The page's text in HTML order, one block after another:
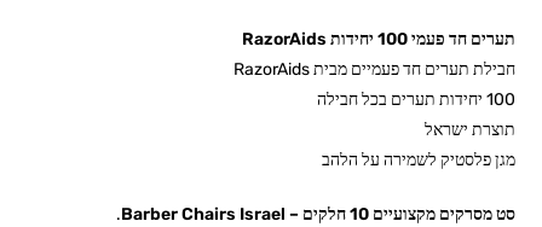
תערים חד פעמי 100 יחידות RazorAids
חבילת תערים חד פעמיים מבית RazorAids
100 יחידות תערים בכל חבילה
תוצרת ישראל
מגן פלסטיק לשמירה על הלהב
סט מסרקים מקצועיים 10 חלקים – Barber Chairs Israel
.